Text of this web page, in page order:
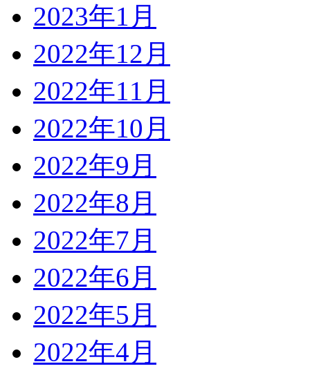
2023年1月
2022年12月
2022年11月
2022年10月
2022年9月
2022年8月
2022年7月
2022年6月
2022年5月
2022年4月